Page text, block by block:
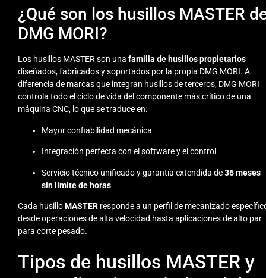
¿Qué son los husillos MASTER
DMG MORI?
Los husillos MASTER son una familia de husillos propietarios
diseñados, fabricados y soportados por la propia DMG MORI. A
diferencia de marcas que integran husillos de terceros, DMG MORI
controla todo el ciclo de vida del componente más crítico de una
máquina CNC, lo que se traduce en:
Mayor confiabilidad mecánica
Integración perfecta con el software y el control
Servicio técnico unificado y garantía extendida de36 meses
sin límite de horas
Cada husilloMASTER responde a un perfil de mecanizado
desde operaciones de alta velocidad hasta aplicaciones de alto par
para corte pesado.
Tipos de husillos MASTER y